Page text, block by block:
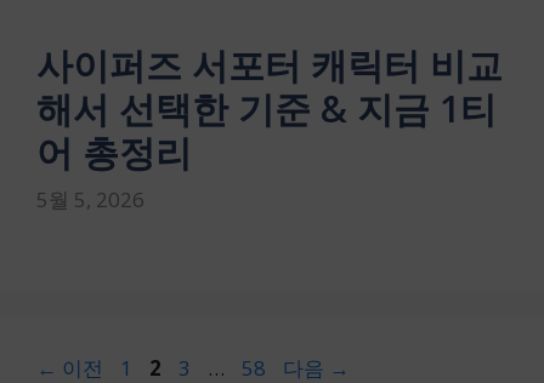
사이퍼즈 서포터 캐릭터 비교
해서 선택한 기준 & 지금 1티
어 총정리
5월 5, 2026
← 이전
페1
페
2
페
3 …
페
58 다음 →